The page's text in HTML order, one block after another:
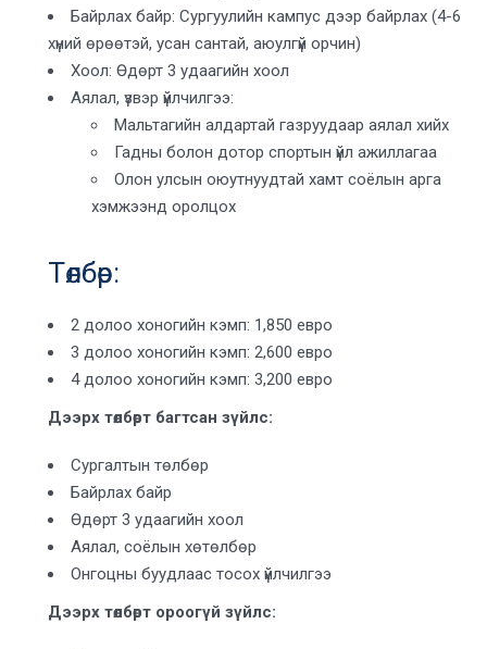
Байрлах байр: Сургуулийн кампус дээр байрлах (4-6
хүний өрөөтэй, усан сантай, аюулгүй орчин)
Хоол: Өдөрт 3 удаагийн хоол
Аялал, үзвэр үйлчилгээ:
Мальтагийн алдартай газруудаар аялал хийх
Гадны болон дотор спортын үйл ажиллагаа
Олон улсын оюутнуудтай хамт соёлын арга
хэмжээнд оролцох
Төлбөр:
2 долоо хоногийн кэмп: 1,850 евро
3 долоо хоногийн кэмп: 2,600 евро
4 долоо хоногийн кэмп: 3,200 евро
Дээрх төлбөрт багтсан зүйлс:
Сургалтын төлбөр
Байрлах байр
Өдөрт 3 удаагийн хоол
Аялал, соёлын хөтөлбөр
Онгоцны буудлаас тосох үйлчилгээ
Дээрх төлбөрт ороогүй зүйлс: